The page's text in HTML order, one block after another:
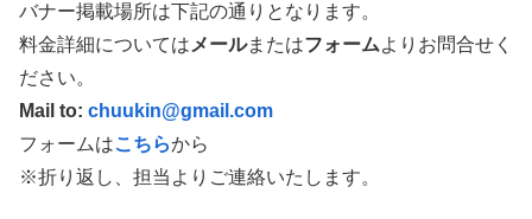
バナー掲載場所は下記の通りとなります。
料金詳細については メールまたはフォームよりお問合せく
ださい。
Mail to: chuukin@gmail.com
フォームはこちらから
※折り返し、担当よりご連絡いたします。